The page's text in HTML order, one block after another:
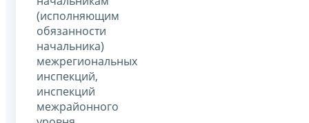
(исполняющим
обязанности
начальника)
межрегиональных
инспекций,
инспекций
межрайонного